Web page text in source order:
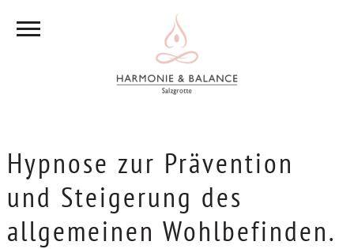
Hypnose zur Prävention
und Steigerung des
allgemeinen Wohlbefinden.